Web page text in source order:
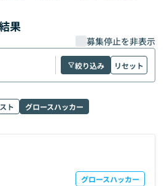
果
募集停止を非表示
絞り込み リセット
ト グロースハッカー
グロースハッカー